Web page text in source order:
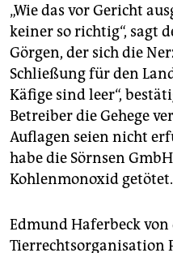
Reine Drahtkäfigesind
mindestens zur Hälfte
Ein Schwimmbecken ist
Zudem brauchen sie
Die Käfighöhe muss
betragen. Zuvor
richtig aufrichten.
„Wie das vor Gericht
keiner so richtig“, sagt
Görgen, der sich die
Schließung für den
Käfige sind leer“,
Betreiber die Gehege
Auflagen seien nicht
habe die Sörnsen
Kohlenmonoxid getötet.
Edmund Haferbeck von
Tierrechtsorganisation